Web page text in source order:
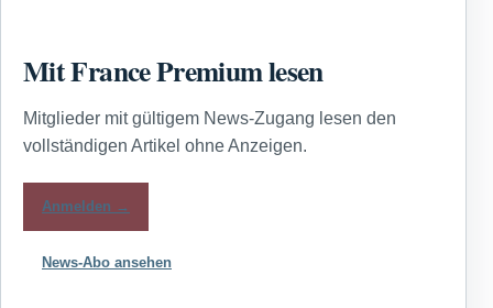
Mit France Premium lesen
Mitglieder mit gültigem News-Zugang lesen den
vollständigen Artikel ohne Anzeigen.
Anmelden →
News-Abo ansehen